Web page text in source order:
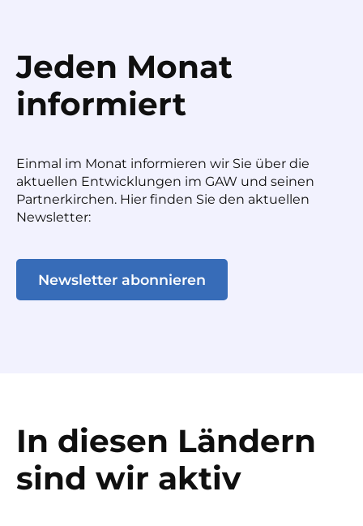
Jeden Monat
informiert
Einmal im Monat informieren wir Sie über die
aktuellen Entwicklungen im GAW und seinen
Partnerkirchen. Hier finden Sie den aktuellen
Newsletter:
Newsletter abonnieren
In diesen Ländern
sind wir aktiv